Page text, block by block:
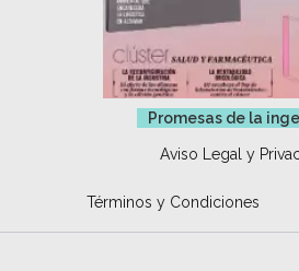
Promesas de la
Aviso Legal y
Términos y Condiciones